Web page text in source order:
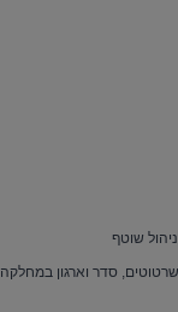
שוטף
סדר וארגון במחלקה